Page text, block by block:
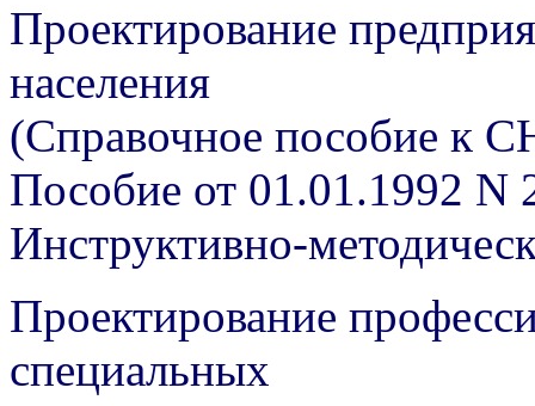
Проектирование
населения
(Справочное пособие к
Пособие от 01.01.1992 N
Инструктивно-
Проектирование
специальных